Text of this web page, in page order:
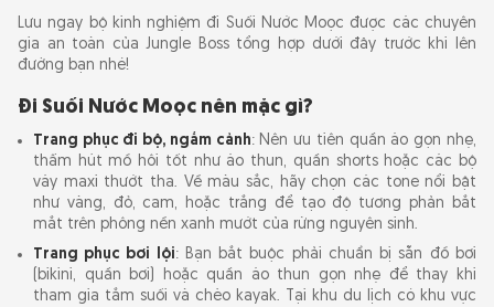
Lưu ngay bộ kinh nghiệm đi Suối Nước Moọc được các chuyên
gia an toàn của Jungle Boss tổng hợp dưới đây trước khi lên
đường bạn nhé!
Đi Suối Nước Moọc nên mặc gì?
Trang phục đi bộ, ngắm cảnh: Nên ưu tiên quần áo gọn nhẹ,
thấm hút mồ hôi tốt như áo thun, quần shorts hoặc các bộ
váy maxi thướt tha. Về màu sắc, hãy chọn các tone nổi bật
như vàng, đỏ, cam, hoặc trắng để tạo độ tương phản bắt
mắt trên phông nền xanh mướt của rừng nguyên sinh.
Trang phục bơi lội: Bạn bắt buộc phải chuẩn bị sẵn đồ bơi
(bikini, quần bơi) hoặc quần áo thun gọn nhẹ để thay khi
tham gia tắm suối và chèo kayak. Tại khu du lịch có khu vực